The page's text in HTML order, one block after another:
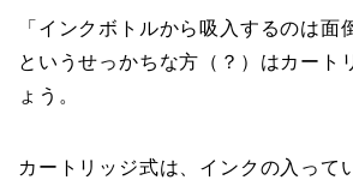
「インクボトルから吸入するのは面
というせっかちな方（？）はカート
ょう。
カートリッジ式は、インクの入って